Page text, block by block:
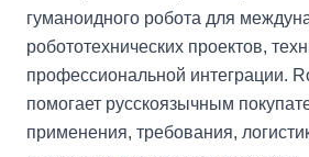
гуманоидного робота для
робототехнических проектов,
профессиональной интеграции.
помогает русскоязычным
применения, требования,